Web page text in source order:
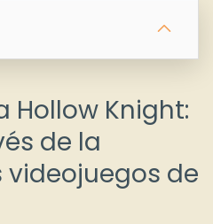
Hollow Knight:
de la
videojuegos de